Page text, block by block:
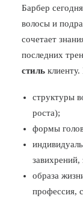
Барбер
волосы и
сочетает
последних
стиль
структуры
роста);
формы
образа
профессия,